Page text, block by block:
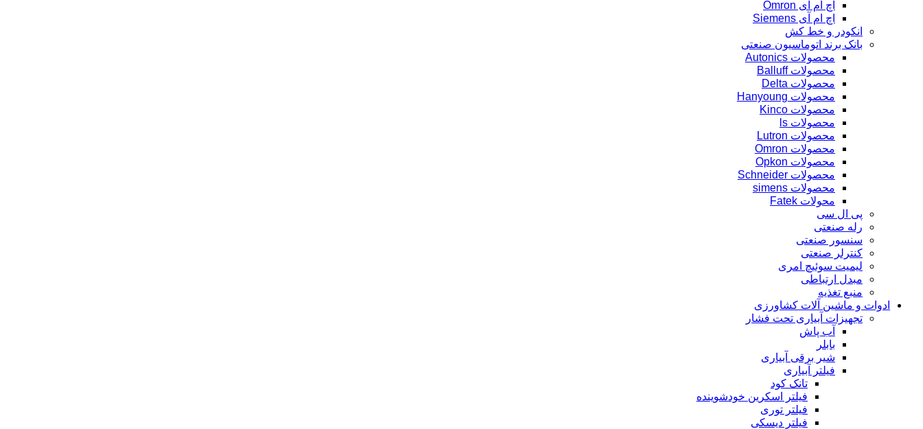
اچ ام آی Omron
اچ ام آی Siemens
انکودر و خط کش
بانک برند اتوماسیون صنعتی
محصولات Autonics
محصولات Balluff
محصولات Delta
محصولات Hanyoung
محصولات Kinco
محصولات ls
محصولات Lutron
محصولات Omron
محصولات Opkon
محصولات Schneider
محصولات simens
محولات Fatek
پی ال سی
رله صنعتی
سنسور صنعتی
کنترلر صنعتی
لیمیت سوئیچ امری
مبدل ارتباطی
منبع تغذیه
ادوات و ماشین آلات کشاورزی
تجهیزات آبیاری تحت فشار
آب پاش
بابلر
شیر برقی آبیاری
فیلتر آبیاری
تانک کود
فیلتر اسکرین خودشوینده
فیلتر توری
فیلتر دیسکی